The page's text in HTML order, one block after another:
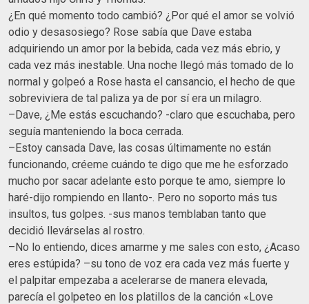
¿En qué momento todo cambió? ¿Por qué el amor se volvió
odio y desasosiego? Rose sabía que Dave estaba
adquiriendo un amor por la bebida, cada vez más ebrio, y
cada vez más inestable. Una noche llegó más tomado de lo
normal y golpeó a Rose hasta el cansancio, el hecho de que
sobreviviera de tal paliza ya de por sí era un milagro.
–Dave, ¿Me estás escuchando? -claro que escuchaba, pero
seguía manteniendo la boca cerrada.
–Estoy cansada Dave, las cosas últimamente no están
funcionando, créeme cuándo te digo que me he esforzado
mucho por sacar adelante esto porque te amo, siempre lo
haré-dijo rompiendo en llanto-. Pero no soporto más tus
insultos, tus golpes. -sus manos temblaban tanto que
decidió llevárselas al rostro.
–No lo entiendo, dices amarme y me sales con esto, ¿Acaso
eres estúpida? –su tono de voz era cada vez más fuerte y
el palpitar empezaba a acelerarse de manera elevada,
parecía el golpeteo en los platillos de la canción «Love